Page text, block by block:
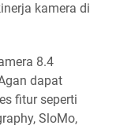
kamera di
8.4
dapat
fitur seperti
SloMo,